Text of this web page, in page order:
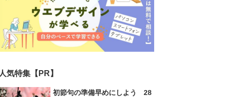
人気特集【PR】
初節句の準備早めにしよう 28